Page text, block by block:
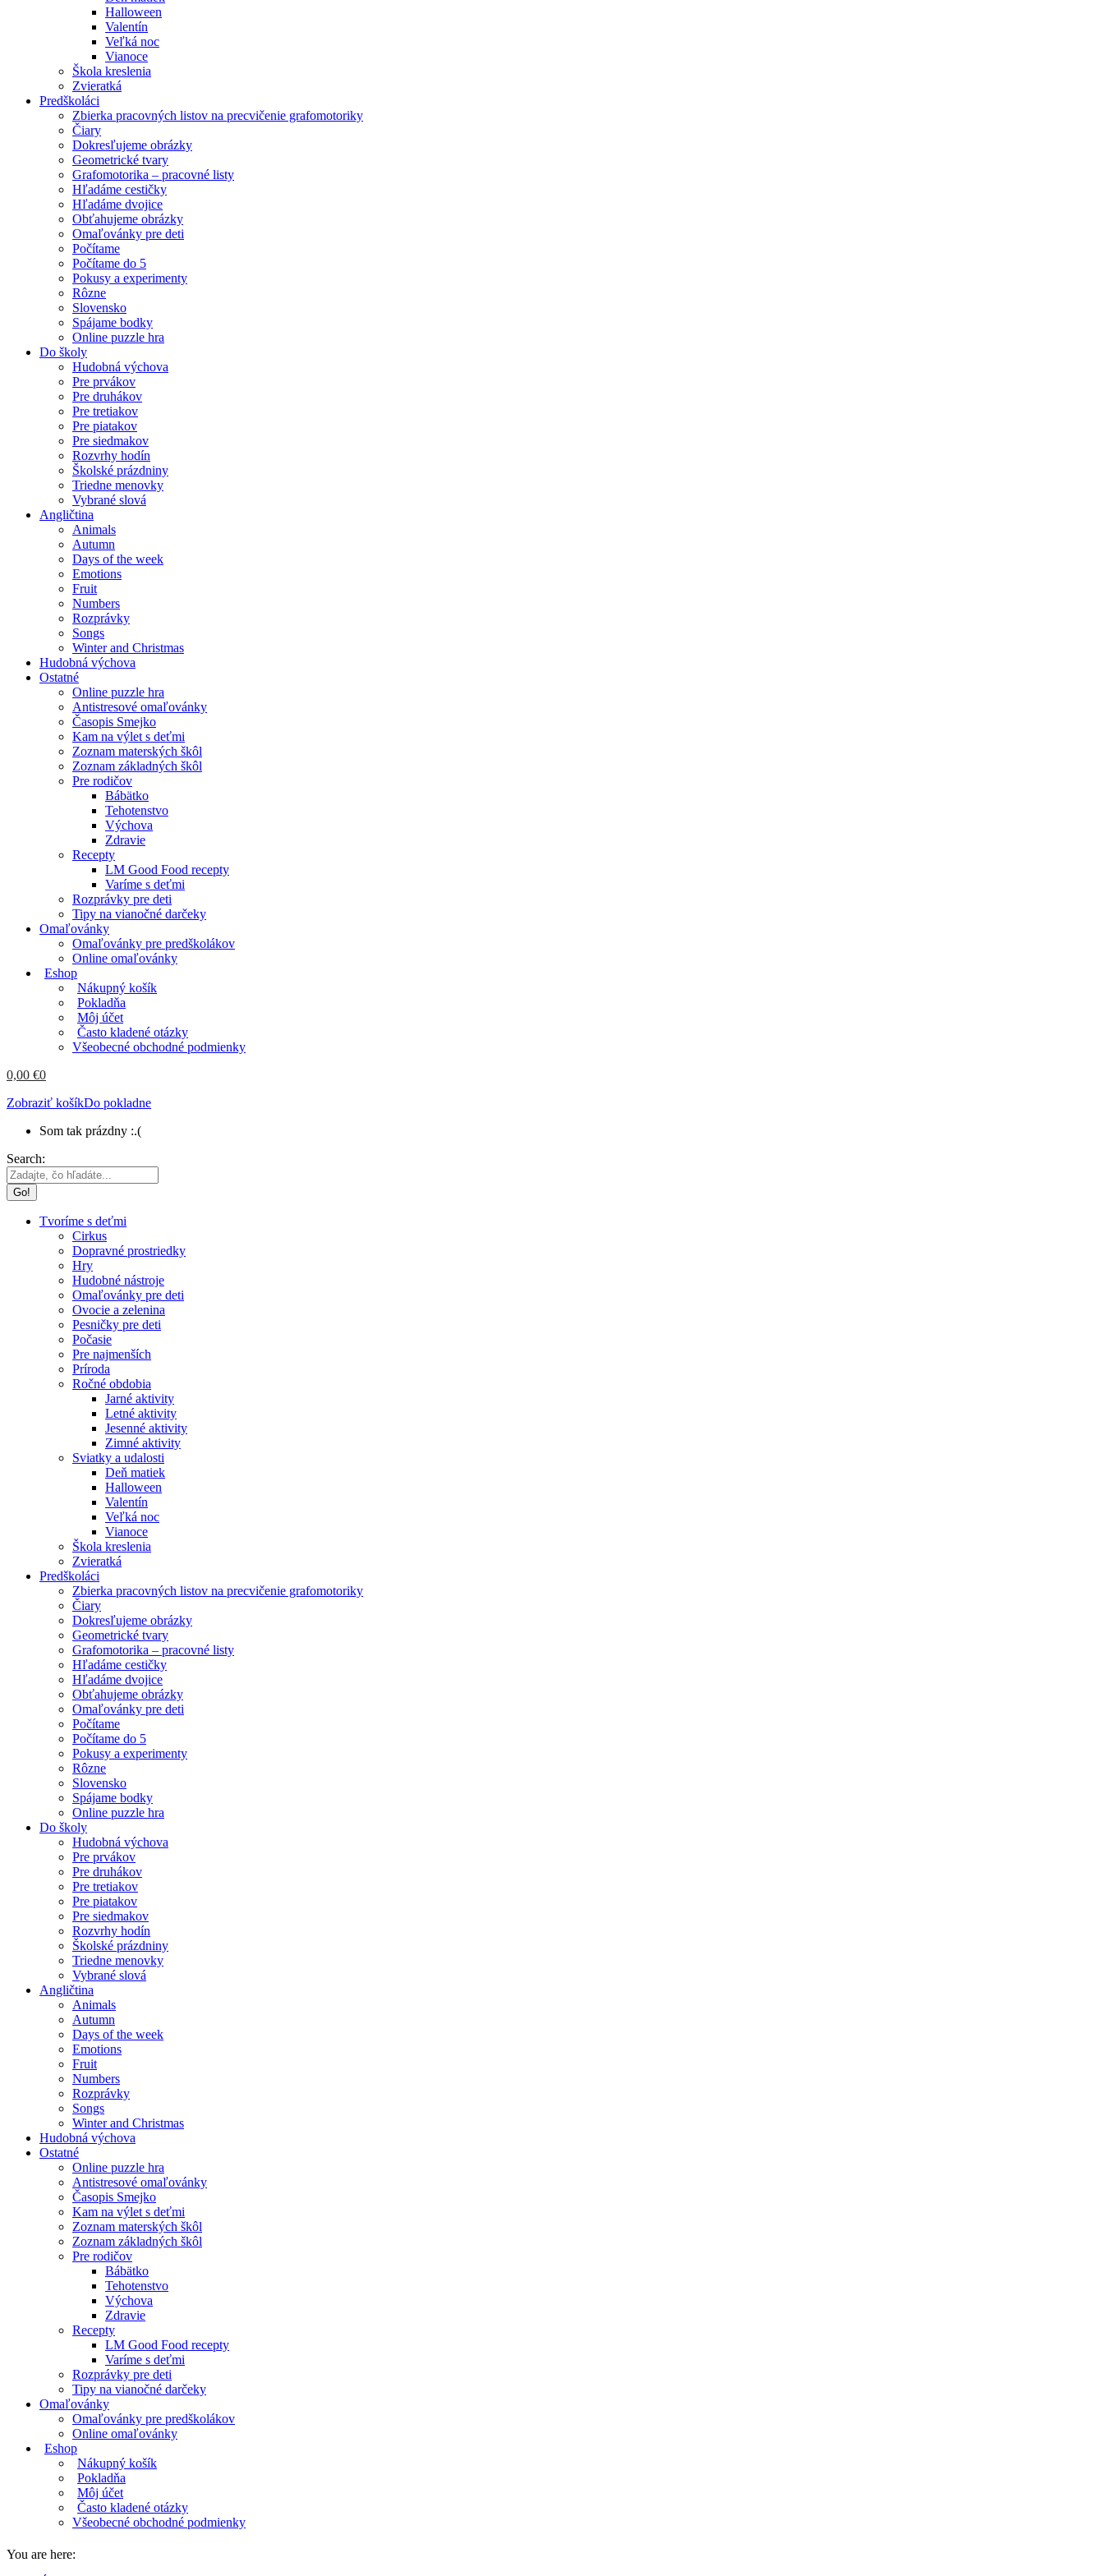
Halloween
Valentín
Veľká noc
Vianoce
Škola kreslenia
Zvieratká
Predškoláci
Zbierka pracovných listov na precvičenie grafomotoriky
Čiary
Dokresľujeme obrázky
Geometrické tvary
Grafomotorika – pracovné listy
Hľadáme cestičky
Hľadáme dvojice
Obťahujeme obrázky
Omaľovánky pre deti
Počítame
Počítame do 5
Pokusy a experimenty
Rôzne
Slovensko
Spájame bodky
Online puzzle hra
Do školy
Hudobná výchova
Pre prvákov
Pre druhákov
Pre tretiakov
Pre piatakov
Pre siedmakov
Rozvrhy hodín
Školské prázdniny
Triedne menovky
Vybrané slová
Angličtina
Animals
Autumn
Days of the week
Emotions
Fruit
Numbers
Rozprávky
Songs
Winter and Christmas
Hudobná výchova
Ostatné
Online puzzle hra
Antistresové omaľovánky
Časopis Smejko
Kam na výlet s deťmi
Zoznam materských škôl
Zoznam základných škôl
Pre rodičov
Bábätko
Tehotenstvo
Výchova
Zdravie
Recepty
LM Good Food recepty
Varíme s deťmi
Rozprávky pre deti
Tipy na vianočné darčeky
Omaľovánky
Omaľovánky pre predškolákov
Online omaľovánky
Eshop
Nákupný košík
Pokladňa
Môj účet
Často kladené otázky
Všeobecné obchodné podmienky
0,00 €0
Zobraziť košíkDo pokladne
Som tak prázdny :.(
Search:
Tvoríme s deťmi
Cirkus
Dopravné prostriedky
Hry
Hudobné nástroje
Omaľovánky pre deti
Ovocie a zelenina
Pesničky pre deti
Počasie
Pre najmenších
Príroda
Ročné obdobia
Jarné aktivity
Letné aktivity
Jesenné aktivity
Zimné aktivity
Sviatky a udalosti
Deň matiek
Halloween
Valentín
Veľká noc
Vianoce
Škola kreslenia
Zvieratká
Predškoláci
Zbierka pracovných listov na precvičenie grafomotoriky
Čiary
Dokresľujeme obrázky
Geometrické tvary
Grafomotorika – pracovné listy
Hľadáme cestičky
Hľadáme dvojice
Obťahujeme obrázky
Omaľovánky pre deti
Počítame
Počítame do 5
Pokusy a experimenty
Rôzne
Slovensko
Spájame bodky
Online puzzle hra
Do školy
Hudobná výchova
Pre prvákov
Pre druhákov
Pre tretiakov
Pre piatakov
Pre siedmakov
Rozvrhy hodín
Školské prázdniny
Triedne menovky
Vybrané slová
Angličtina
Animals
Autumn
Days of the week
Emotions
Fruit
Numbers
Rozprávky
Songs
Winter and Christmas
Hudobná výchova
Ostatné
Online puzzle hra
Antistresové omaľovánky
Časopis Smejko
Kam na výlet s deťmi
Zoznam materských škôl
Zoznam základných škôl
Pre rodičov
Bábätko
Tehotenstvo
Výchova
Zdravie
Recepty
LM Good Food recepty
Varíme s deťmi
Rozprávky pre deti
Tipy na vianočné darčeky
Omaľovánky
Omaľovánky pre predškolákov
Online omaľovánky
Eshop
Nákupný košík
Pokladňa
Môj účet
Často kladené otázky
Všeobecné obchodné podmienky
You are here: